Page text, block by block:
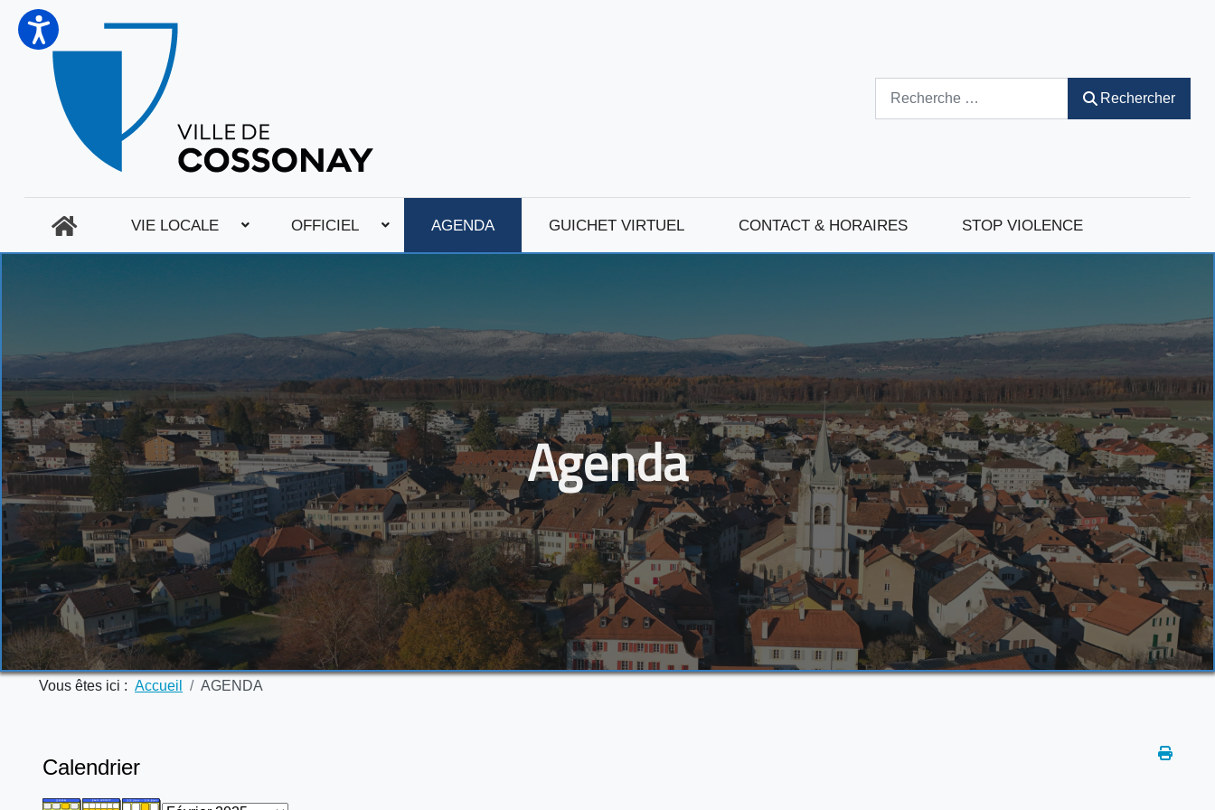
Rechercher
VIE LOCALE OFFICIEL AGENDA GUICHET VIRTUEL CONTACT & HORAIRES STOP VIOLENCE
Agenda
Vous êtes ici : Accueil AGENDA
Calendrier